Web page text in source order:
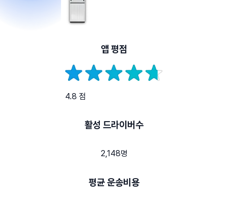
앱 평점
4.8 점
활성 드라이버수
2,148명
평균 운송비용